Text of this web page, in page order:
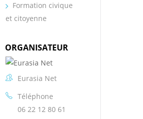
Formation civique
et citoyenne
ORGANISATEUR
Eurasia Net
Téléphone
06 22 12 80 61